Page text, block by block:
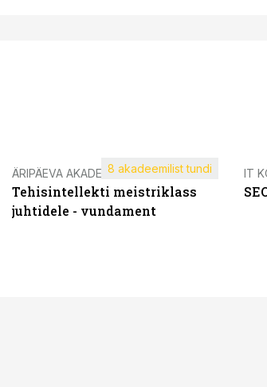
ÄRIPÄEVA AKADEEMIA
Tehisintellekti meistriklass
juhtidele - vundament
8 akadeemilist tundi IT